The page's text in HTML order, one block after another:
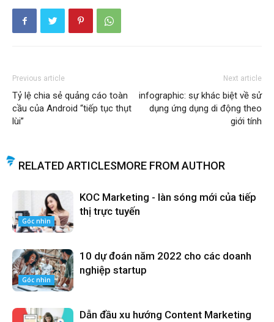
Previous article
Tỷ lệ chia sẻ quảng cáo toàn
cầu của Android “tiếp tục thụt
lùi”
Next article
infographic: sự khác biệt về sử
dụng ứng dụng di động theo
giới tính
RELATED ARTICLESMORE FROM AUTHOR
Góc nhìn
KOC Marketing - làn sóng mới của tiếp
thị trực tuyến
Góc nhìn
10 dự đoán năm 2022 cho các doanh
nghiệp startup
Dẫn đầu xu hướng Content Marketing